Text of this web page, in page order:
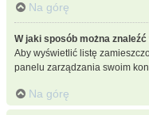
Na górę
W jaki sposób można
Aby wyświetlić listę
panelu zarządzania swoim
Na górę